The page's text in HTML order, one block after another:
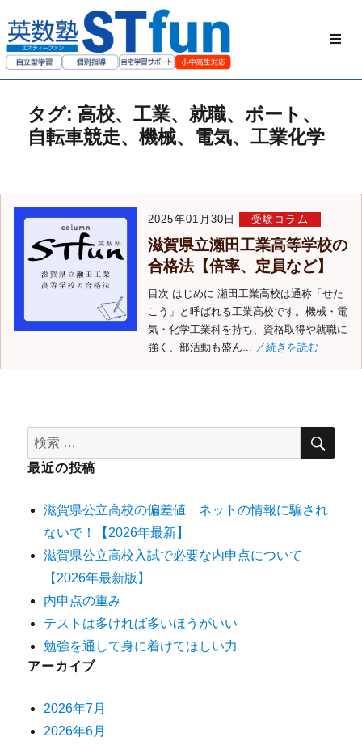
HOME
STfunの勉強方
ご家庭の方へ
授業動画
お問い合わせ
タグ: 高校、工業、就職、ボート、
自転車競走、機械、電気、工業化学
2025年01月30日 受験コラム
滋賀県立瀬田工業高等学校の
合格法【倍率、定員など】
目次 はじめに 瀬田工業高校は通称「せた
こう」と呼ばれる工業高校です。機械・電
気・化学工業科を持ち、資格取得や就職に
強く、部活動も盛ん...
／続きを読む
最近の投稿
滋賀県公立高校の偏差値 ネットの情報に騙され
ないで！【2026年最新】
滋賀県公立高校入試で必要な内申点について
【2026年最新版】
内申点の重み
テストは多ければ多いほうがいい
勉強を通して身に着けてほしい力
アーカイブ
2026年7月
2026年6月